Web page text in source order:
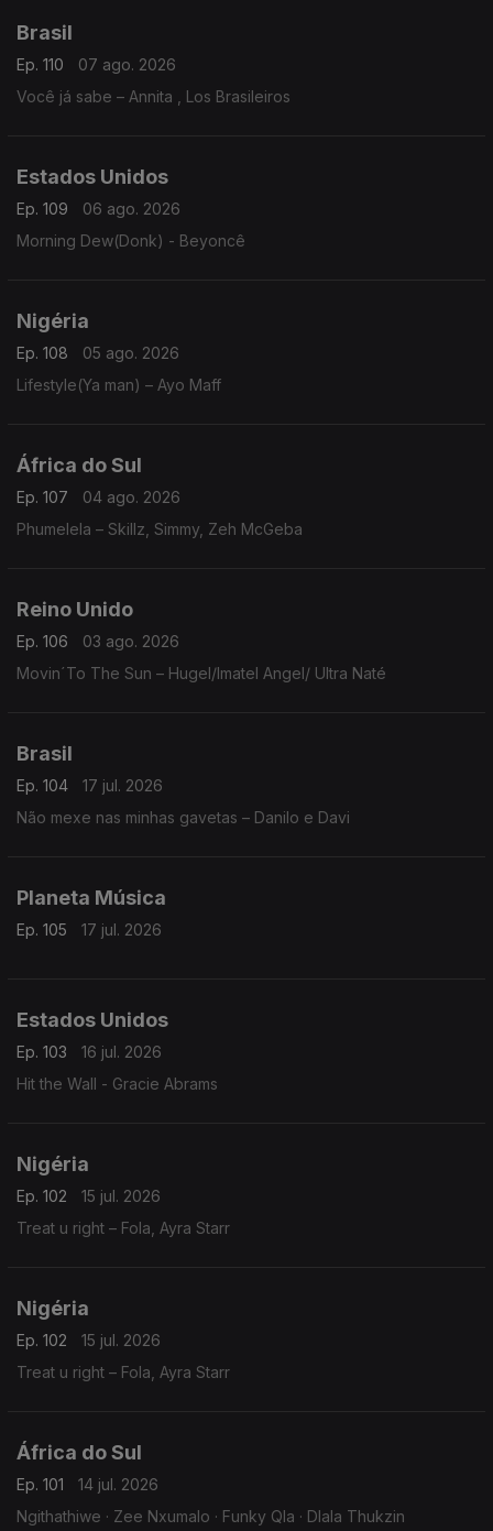
Brasil
Ep. 110
07 ago. 2026
Você já sabe – Annita , Los Brasileiros
Estados Unidos
Ep. 109
06 ago. 2026
Morning Dew(Donk) - Beyoncê
Nigéria
Ep. 108
05 ago. 2026
Lifestyle(Ya man) – Ayo Maff
África do Sul
Ep. 107
04 ago. 2026
Phumelela – Skillz, Simmy, Zeh McGeba
Reino Unido
Ep. 106
03 ago. 2026
Movin´To The Sun – Hugel/Imatel Angel/ Ultra Naté
Brasil
Ep. 104
17 jul. 2026
Não mexe nas minhas gavetas – Danilo e Davi
Planeta Música
Ep. 105 17 jul. 2026
Estados Unidos
Ep. 103
16 jul. 2026
Hit the Wall - Gracie Abrams
Nigéria
Ep. 102
15 jul. 2026
Treat u right – Fola, Ayra Starr
Nigéria
Ep. 102
15 jul. 2026
Treat u right – Fola, Ayra Starr
África do Sul
Ep. 101
14 jul. 2026
Ngithathiwe · Zee Nxumalo · Funky Qla · Dlala Thukzin